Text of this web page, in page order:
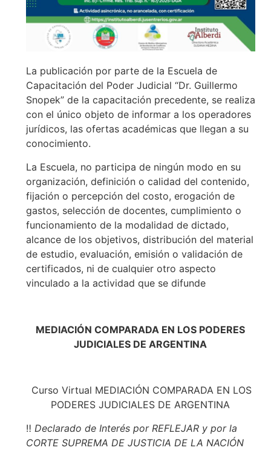
La publicación por parte de la Escuela de
Capacitación del Poder Judicial “Dr. Guillermo
Snopek” de la capacitación precedente, se realiza
con el único objeto de informar a los operadores
jurídicos, las ofertas académicas que llegan a su
conocimiento.
La Escuela, no participa de ningún modo en su
organización, definición o calidad del contenido,
fijación o percepción del costo, erogación de
gastos, selección de docentes, cumplimiento o
funcionamiento de la modalidad de dictado,
alcance de los objetivos, distribución del material
de estudio, evaluación, emisión o validación de
certificados, ni de cualquier otro aspecto
vinculado a la actividad que se difunde
MEDIACIÓN COMPARADA EN LOS PODERES
JUDICIALES DE ARGENTINA
Curso Virtual MEDIACIÓN COMPARADA EN LOS
PODERES JUDICIALES DE ARGENTINA
‼️ Declarado de Interés por REFLEJAR y por la
CORTE SUPREMA DE JUSTICIA DE LA NACIÓN